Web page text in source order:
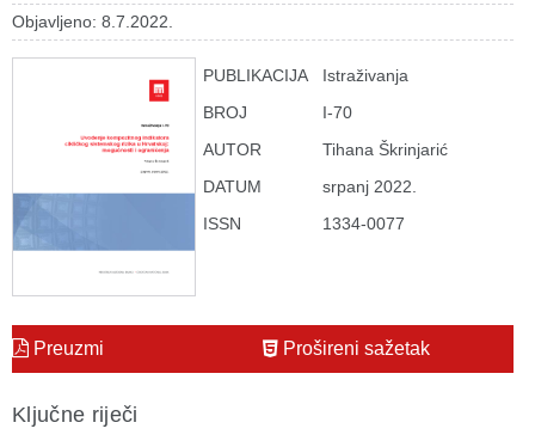
Objavljeno: 8.7.2022.
PUBLIKACIJA
Istraživanja
BROJ
I-70
AUTOR
Tihana Škrinjarić
DATUM
srpanj 2022.
ISSN
1334-0077
Preuzmi Prošireni sažetak
Ključne riječi